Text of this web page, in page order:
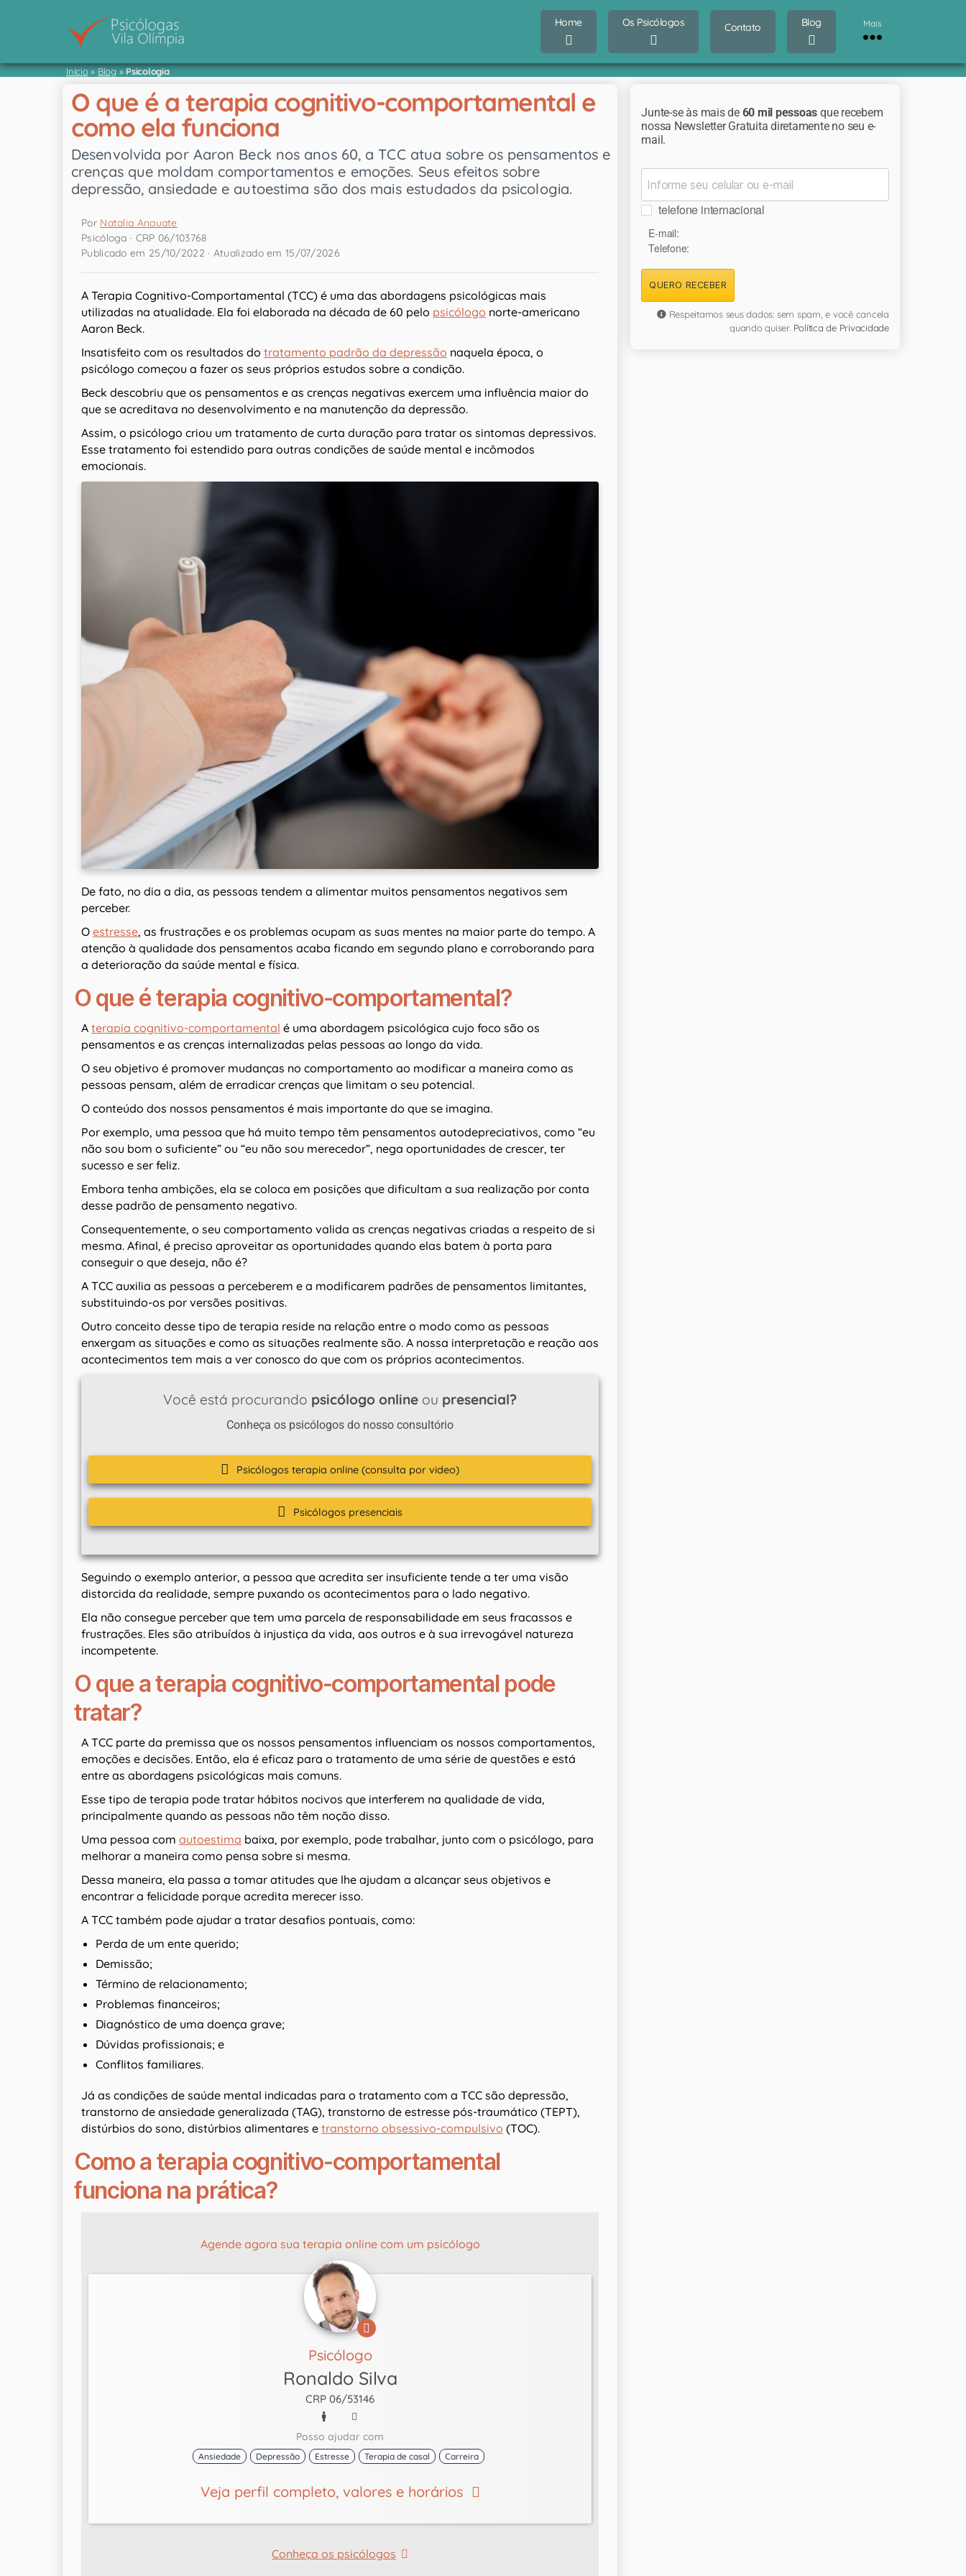
Home Os Psicólogos Contato Blog Mais
Início»Blog»Psicologia
O que é a terapia cognitivo-comportamental e
como ela funciona
Desenvolvida por Aaron Beck nos anos 60, a TCC atua sobre os pensamentos e
crenças que moldam comportamentos e emoções. Seus efeitos sobre
depressão, ansiedade e autoestima são dos mais estudados da psicologia.
Por Natalia Anauate
Psicóloga · CRP 06/103768
Publicado em 25/10/2022 · Atualizado em 15/07/2026
A Terapia Cognitivo-Comportamental (TCC) é uma das abordagens psicológicas mais
utilizadas na atualidade. Ela foi elaborada na década de 60 pelo psicólogo norte-americano
Aaron Beck.
Insatisfeito com os resultados do tratamento padrão da depressão naquela época, o
psicólogo começou a fazer os seus próprios estudos sobre a condição.
Beck descobriu que os pensamentos e as crenças negativas exercem uma influência maior do
que se acreditava no desenvolvimento e na manutenção da depressão.
Assim, o psicólogo criou um tratamento de curta duração para tratar os sintomas depressivos.
Esse tratamento foi estendido para outras condições de saúde mental e incômodos
emocionais.
De fato, no dia a dia, as pessoas tendem a alimentar muitos pensamentos negativos sem
perceber.
O estresse, as frustrações e os problemas ocupam as suas mentes na maior parte do tempo. A
atenção à qualidade dos pensamentos acaba ficando em segundo plano e corroborando para
a deterioração da saúde mental e física.
O que é terapia cognitivo-comportamental?
A terapia cognitivo-comportamental é uma abordagem psicológica cujo foco são os
pensamentos e as crenças internalizadas pelas pessoas ao longo da vida.
O seu objetivo é promover mudanças no comportamento ao modificar a maneira como as
pessoas pensam, além de erradicar crenças que limitam o seu potencial.
O conteúdo dos nossos pensamentos é mais importante do que se imagina.
Por exemplo, uma pessoa que há muito tempo têm pensamentos autodepreciativos, como “eu
não sou bom o suficiente” ou “eu não sou merecedor”, nega oportunidades de crescer, ter
sucesso e ser feliz.
Embora tenha ambições, ela se coloca em posições que dificultam a sua realização por conta
desse padrão de pensamento negativo.
Consequentemente, o seu comportamento valida as crenças negativas criadas a respeito de si
mesma. Afinal, é preciso aproveitar as oportunidades quando elas batem à porta para
conseguir o que deseja, não é?
A TCC auxilia as pessoas a perceberem e a modificarem padrões de pensamentos limitantes,
substituindo-os por versões positivas.
Outro conceito desse tipo de terapia reside na relação entre o modo como as pessoas
enxergam as situações e como as situações realmente são. A nossa interpretação e reação aos
acontecimentos tem mais a ver conosco do que com os próprios acontecimentos.
Você está procurando psicólogo online ou presencial?
Conheça os psicólogos do nosso consultório
Psicólogos terapia online (consulta por video)
Psicólogos presenciais
Seguindo o exemplo anterior, a pessoa que acredita ser insuficiente tende a ter uma visão
distorcida da realidade, sempre puxando os acontecimentos para o lado negativo.
Ela não consegue perceber que tem uma parcela de responsabilidade em seus fracassos e
frustrações. Eles são atribuídos à injustiça da vida, aos outros e à sua irrevogável natureza
incompetente.
O que a terapia cognitivo-comportamental pode
tratar?
A TCC parte da premissa que os nossos pensamentos influenciam os nossos comportamentos,
emoções e decisões. Então, ela é eficaz para o tratamento de uma série de questões e está
entre as abordagens psicológicas mais comuns.
Esse tipo de terapia pode tratar hábitos nocivos que interferem na qualidade de vida,
principalmente quando as pessoas não têm noção disso.
Uma pessoa com autoestima baixa, por exemplo, pode trabalhar, junto com o psicólogo, para
melhorar a maneira como pensa sobre si mesma.
Dessa maneira, ela passa a tomar atitudes que lhe ajudam a alcançar seus objetivos e
encontrar a felicidade porque acredita merecer isso.
A TCC também pode ajudar a tratar desafios pontuais, como:
Perda de um ente querido;
Demissão;
Término de relacionamento;
Problemas financeiros;
Diagnóstico de uma doença grave;
Dúvidas profissionais; e
Conflitos familiares.
Já as condições de saúde mental indicadas para o tratamento com a TCC são depressão,
transtorno de ansiedade generalizada (TAG), transtorno de estresse pós-traumático (TEPT),
distúrbios do sono, distúrbios alimentares e transtorno obsessivo-compulsivo (TOC).
Como a terapia cognitivo-comportamental
funciona na prática?
Agende agora sua terapia online com um psicólogo
Psicólogo
Ronaldo Silva
CRP 06/53146
Posso ajudar com
Ansiedade Depressão Estresse Terapia de casal Carreira
Veja perfil completo, valores e horários
Conheça os psicólogos
Junte-se às mais de 60 mil pessoas que recebem
nossa Newsletter Gratuita diretamente no seu e-
mail.
telefone internacional
E-mail:
Telefone:
QUERO RECEBER
Respeitamos seus dados: sem spam, e você cancela
quando quiser. Política de Privacidade